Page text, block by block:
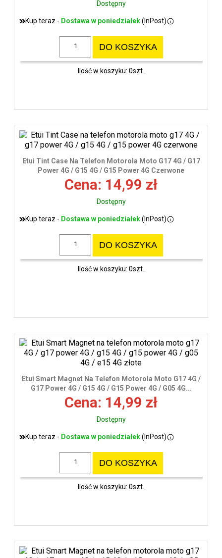
Dostępny
Kup teraz - Dostawa w poniedziałek(InPost)
DO KOSZYKA
Ilość w koszyku: 0szt.
Etui Tint Case Na Telefon Motorola Moto G17 4G / G17
Power 4G / G15 4G / G15 Power 4G Czerwone
Cena: 14,99 zł
Dostępny
Kup teraz - Dostawa w poniedziałek(InPost)
DO KOSZYKA
Ilość w koszyku: 0szt.
Etui Smart Magnet Na Telefon Motorola Moto G17 4G /
G17 Power 4G / G15 4G / G15 Power 4G / G05 4G...
Cena: 14,99 zł
Dostępny
Kup teraz - Dostawa w poniedziałek(InPost)
DO KOSZYKA
Ilość w koszyku: 0szt.